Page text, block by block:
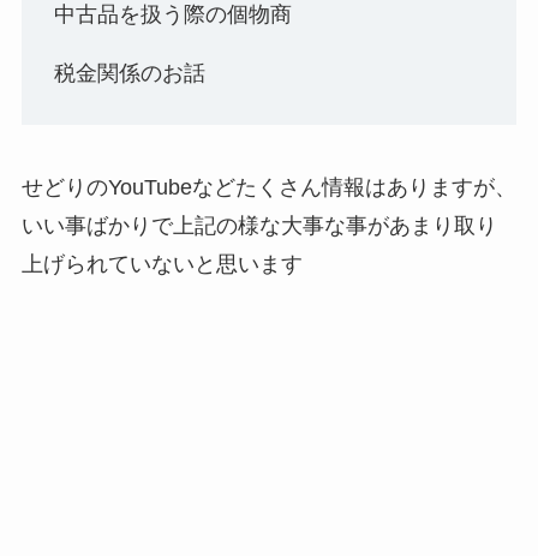
中古品を扱う際の個物商
税金関係のお話
せどりのYouTubeなどたくさん情報はありますが、
いい事ばかりで上記の様な大事な事があまり取り
上げられていないと思います